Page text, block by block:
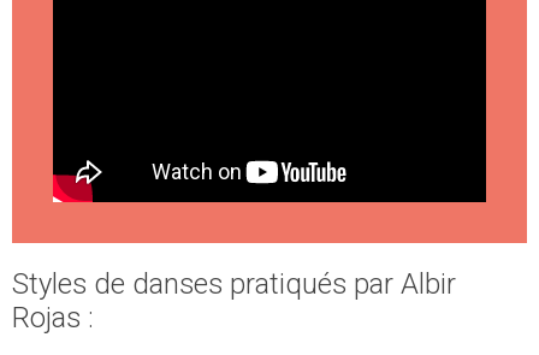
Styles de danses pratiqués par Albir
Rojas :